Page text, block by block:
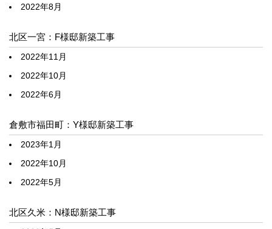
2022年8月
北区一宮：F様邸新築工事
2022年11月
2022年10月
2022年6月
倉敷市福田町：Y様邸新築工事
2023年1月
2022年10月
2022年5月
北区久米：N様邸新築工事